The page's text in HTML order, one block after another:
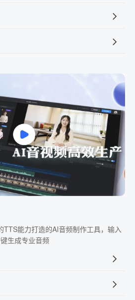
TTS能力打造的AI音频制作工具，输入
生成专业音频